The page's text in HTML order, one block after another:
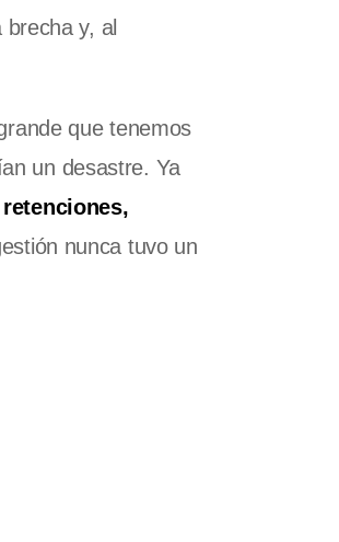
y, al
que tenemos
un desastre. Ya
nunca tuvo un